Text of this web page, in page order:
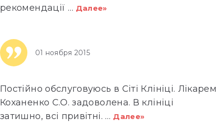
рекомендації … Далее»
01 ноября 2015
Постійно обслуговуюсь в Сіті Клініці. Лікарем
Коханенко С.О. задоволена. В клініці
затишно, всі привітні. … Далее»